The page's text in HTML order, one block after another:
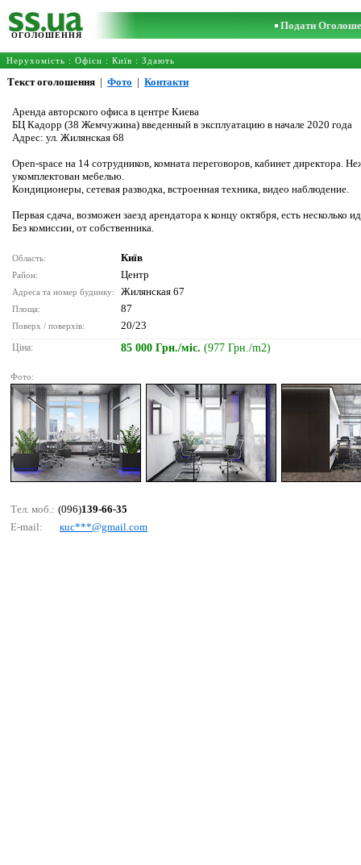
ОГОЛОШЕННЯ
Подати
Нерухомість : Офіси : Київ : Здають
Текст оголошення | Фото | Контакти
Аренда авторского офиса в центре Киева
БЦ Кадорр (38 Жемчужина) введенный в эксплуатацию в начале 2020 года
Адрес: ул. Жилянская 68
Open-space на 14 сотрудников, комната переговоров, кабинет директора.
укомплектован мебелью.
Кондиционеры, сетевая разводка, встроенная техника, видео наблюдение.
Первая сдача, возможен заезд арендатора к концу октября, есть
Без комиссии, от собственника.
Область: Київ
Район: Центр
Адреса та номер будинку: Жилянская 67
Площа: 87
Поверх / поверхів: 20/23
Ціна: 85 000 Грн./міс. (977 Грн./m2)
Фото:
Тел. моб.: (096)139-66-35
E-mail:
кuс***@gmаil.соm